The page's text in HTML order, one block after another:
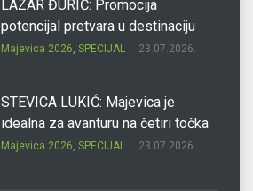
LAZAR ĐURIĆ: Promocija
potencijal pretvara u destinaciju
Majevica 2026, SPECIJAL 23.07.2026.
STEVICA LUKIĆ: Majevica je
idealna za avanturu na četiri točka
Majevica 2026, SPECIJAL 23.07.2026.